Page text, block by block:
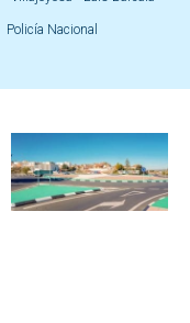
Policía Nacional